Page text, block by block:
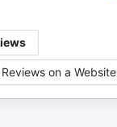
on a Website